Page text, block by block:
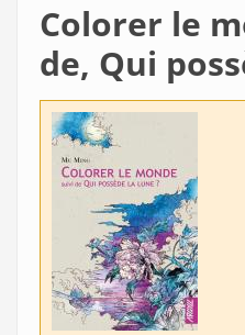
Colorer le
de, Qui